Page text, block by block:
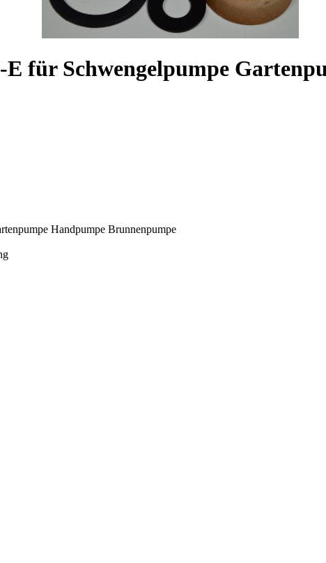
E für Schwengelpumpe
Handpumpe Brunnenpumpe